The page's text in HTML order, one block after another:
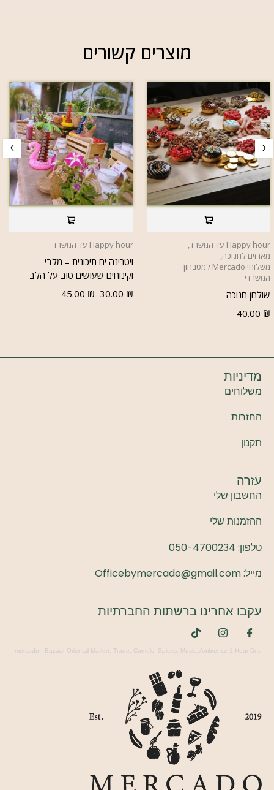
מוצרים קשורים
Happy hour עד המשרד
,
מארזים לחנוכה,
משלוחי Mercado למטבחון
המשרדי
שולחן חנוכה
40.00₪
Happy hour עד המשרד
ויטרינה ים תיכונית – מלבי
וקינוחים שעושים טוב על הלב
30.00 ₪
–
45.00 ₪
מדיניות
משלוחים
החזרות
תקנון
עזרה
החשבון שלי
ההזמנות שלי
טלפון: 050-4700234
מייל: Officebymercado@gmail.com
עקבו אחרינו ברשתות החברתיות
mercado · Bazaar Oriental Market, Trade, Camels, Spices, Music, Ambience 1 Hour Dnd